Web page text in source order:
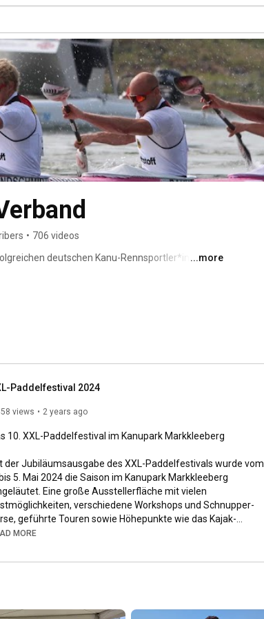
• 706 videos
deutschen Kanu-Rennsportler*innen.
geändert. Im Gegenteil: mit vier Olympiasiegen,
unterstrichen die deutschen Kanuten erneut
Sportarten.
...more
Paddelfestival 2024
views 2 years ago
10. XXL-Paddelfestival im Kanupark Markkleeberg
der Jubiläumsausgabe des XXL-Paddelfestivals wurde vom
5. Mai 2024 die Saison im Kanupark Markkleeberg
Eine große Ausstellerfläche mit vielen
verschiedene Workshops und Schnupper-
geführte Touren sowie Höhepunkte wie das Kajak-
das dreitägige Surf-Special und der Kenterrollen-
in den Kanupark am Markkleeberger See.
25 Aussteller folgten unserer Einladung und
MORE